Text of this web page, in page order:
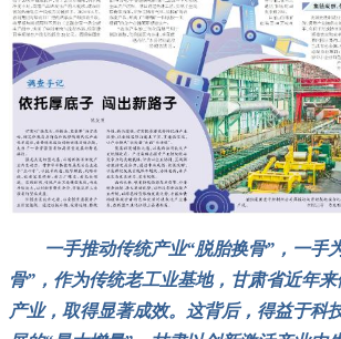
一手推动传统产业“脱胎换骨”，一手
骨”，作为传统老工业基地，甘肃省近年
产业，取得显著成效。这背后，得益于科